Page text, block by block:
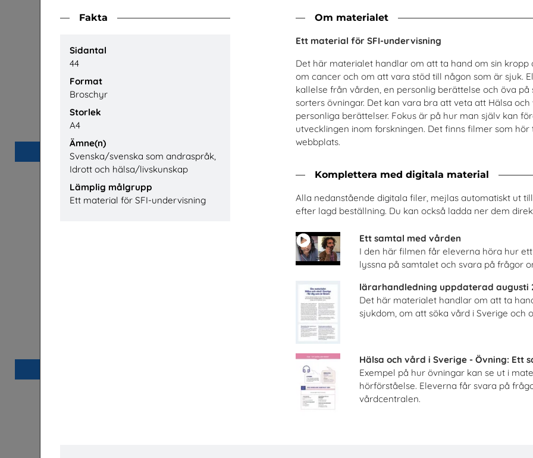
Fakta
Sidantal
44
Format
Broschyr
Storlek
A4
Ämne(n)
Svenska/svenska som andraspråk,
Idrott och hälsa/livskunskap
Lämplig målgrupp
Ett material för SFI-undervisning
Om materialet
Ett material för SFI-undervisning
Det här materialet handlar om att ta hand om sin kropp
om cancer och om att vara stöd till någon som är sjuk.
kallelse från vården, en personlig berättelse och öva
sorters övningar. Det kan vara bra att veta att Hälsa
personliga berättelser. Fokus är på hur man själv kan
utvecklingen inom forskningen. Det finns filmer som
webbplats.
Komplettera med digitala material
Alla nedanstående digitala filer, mejlas automatiskt ut
efter lagd beställning. Du kan också ladda ner dem
Ett samtal med vården
I den här filmen får eleverna höra hur
lyssna på samtalet och svara på frågor
lärarhandledning uppdaterad augusti
Det här materialet handlar om att ta
sjukdom, om att söka vård i Sverige och
Hälsa och vård i Sverige - Övning: Ett
Exempel på hur övningar kan se ut i
hörförståelse. Eleverna får svara på
vårdcentralen.
Nästan alla män
Prostatacancerförbundet
Beställ 0kr
Restaurang- och livsmedelsprogrammet
Visita
Hälsa och vård i
Cancerfonden
Jobba på apotek
Sveriges Apoteksförening
Beställ 0kr Beställ 0kr